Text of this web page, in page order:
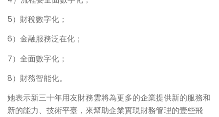
5）財稅數字化；
6）金融服務泛在化；
7）全面數字化；
8）財務智能化。
她表示新三十年用友財務雲將為更多的企業提供新的服務和
新的能力、技術平臺，來幫助企業實現財務管理的壹些飛